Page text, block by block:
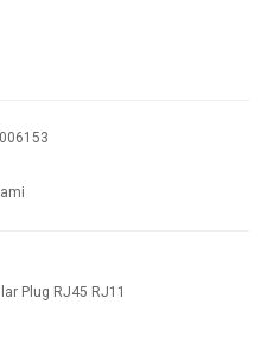
Plug RJ45 RJ11